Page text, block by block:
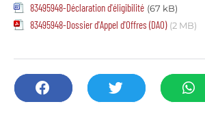
83495948-Déclaration d'éligibilité (67 kB)
83495948-Dossier d'Appel d'Offres (DAO) (2 MB)